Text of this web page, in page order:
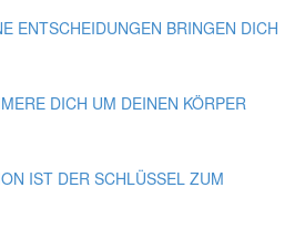
ENTSCHEIDUNGEN BRINGEN DICH
DICH UM DEINEN KÖRPER
IST DER SCHLÜSSEL ZUM